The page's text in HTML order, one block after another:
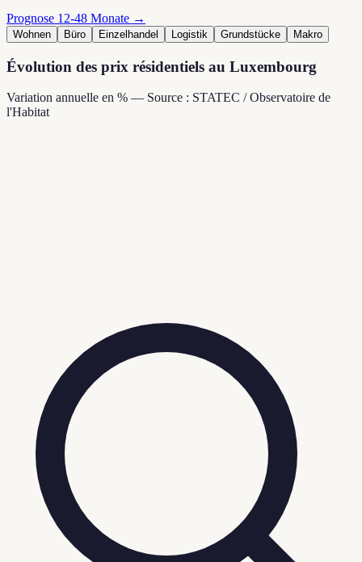
Prognose 12-48 Monate →
Wohnen Büro Einzelhandel Logistik Grundstücke Makro
Évolution des prix résidentiels au Luxembourg
Variation annuelle en % — Source : STATEC / Observatoire de
l'Habitat